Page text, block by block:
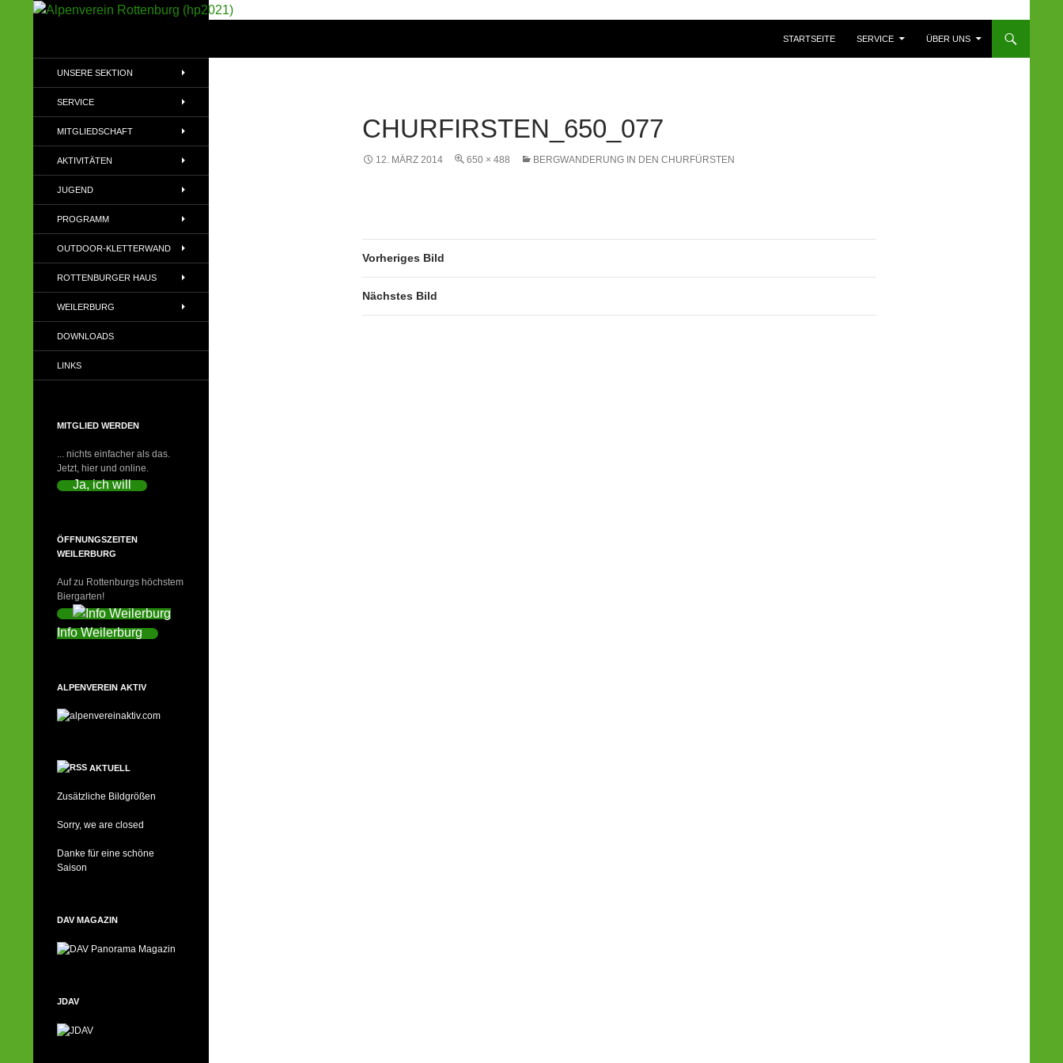
STARTSEITE
SERVICE ÜBER UNS
CHURFIRSTEN_650_077
12. MÄRZ 2014 650 × 488 BERGWANDERUNG IN DEN CHURFÜRSTEN
Vorheriges Bild
Nächstes Bild
(DAV)
UNSERE SEKTION
SERVICE
MITGLIEDSCHAFT
AKTIVITÄTEN
JUGEND
PROGRAMM
OUTDOOR-KLETTERWAND
ROTTENBURGER HAUS
WEILERBURG
DOWNLOADS
LINKS
MITGLIED WERDEN
... nichts einfacher als das.
Jetzt, hier und online.
Ja, ich will
ÖFFNUNGSZEITEN
WEILERBURG
Auf zu Rottenburgs höchstem
Biergarten!
Info Weilerburg
ALPENVEREIN AKTIV
AKTUELL
Zusätzliche Bildgrößen
Sorry, we are closed
Danke für eine schöne
Saison
DAV MAGAZIN
JDAV